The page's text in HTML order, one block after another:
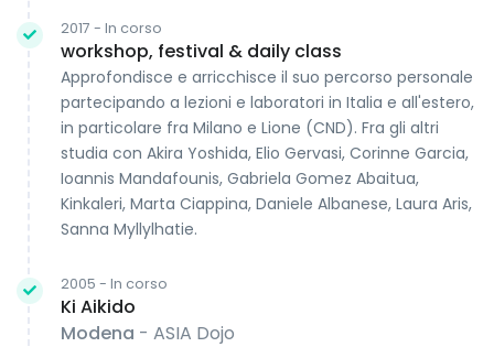
2017 - In corso
workshop, festival & daily class
Approfondisce e arricchisce il suo percorso personale
partecipando a lezioni e laboratori in Italia e all'estero,
in particolare fra Milano e Lione (CND). Fra gli altri
studia con Akira Yoshida, Elio Gervasi, Corinne Garcia,
Ioannis Mandafounis, Gabriela Gomez Abaitua,
Kinkaleri, Marta Ciappina, Daniele Albanese, Laura Aris,
Sanna Myllylhatie.
2005 - In corso
Ki Aikido
Modena - ASIA Dojo